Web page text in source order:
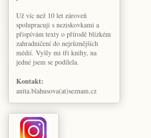
Už víc než 10 let zároveň
spolupracuji s neziskovkami a
přispívám texty o přírodě blízkém
zahradničení do nejrůznějších
médií. Vyšly mi tři knihy, na
jedné jsem se podílela.
Kontakt:
anita.blahusova(at)seznam.cz